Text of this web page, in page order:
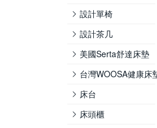
設計單椅
設計茶几
美國Serta舒達床墊
台灣WOOSA健康床
床台
床頭櫃